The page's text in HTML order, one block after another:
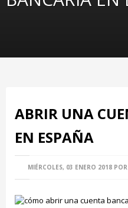
ABRIR UNA
EN ESPAÑA
MIÉRCOLES, 03 ENERO 2018 POR